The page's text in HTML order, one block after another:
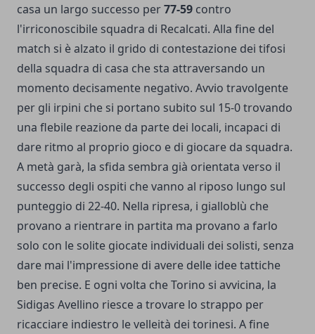
casa un largo successo per77-59 contro
l'irriconoscibile squadra di Recalcati. Alla fine del
match si è alzato il grido di contestazione dei tifosi
della squadra di casa che sta attraversando un
momento decisamente negativo. Avvio travolgente
per gli irpini che si portano subito sul 15-0 trovando
una flebile reazione da parte dei locali, incapaci di
dare ritmo al proprio gioco e di giocare da squadra.
A metà garà, la sfida sembra già orientata verso il
successo degli ospiti che vanno al riposo lungo sul
punteggio di 22-40. Nella ripresa, i gialloblù che
provano a rientrare in partita ma provano a farlo
solo con le solite giocate individuali dei solisti, senza
dare mai l'impressione di avere delle idee tattiche
ben precise. E ogni volta che Torino si avvicina, la
Sidigas Avellino riesce a trovare lo strappo per
ricacciare indiestro le velleità dei torinesi. A fine